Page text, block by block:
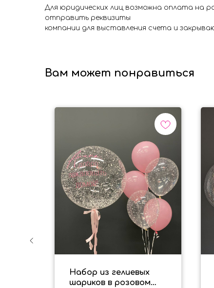
Для юридических лиц возможна оплата на
отправить реквизиты
компании для выставления счета и
Вам может понравиться
Набор из гелиевых
шариков в розовом